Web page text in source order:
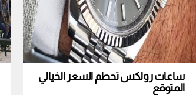
ساعات رولكس تحطم السعر الخيالي
المتوقع